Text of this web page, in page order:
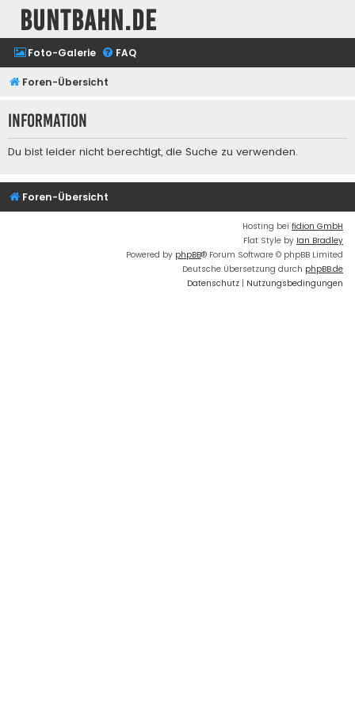
buntbahn.de
Foto-Galerie FAQ
Foren-Übersicht
Information
Du bist leider nicht berechtigt, die Suche zu verwenden.
Foren-Übersicht
Hosting bei fidion GmbH
Flat Style by Ian Bradley
Powered by phpBB® Forum Software © phpBB Limited
Deutsche Übersetzung durch phpBB.de
Datenschutz | Nutzungsbedingungen